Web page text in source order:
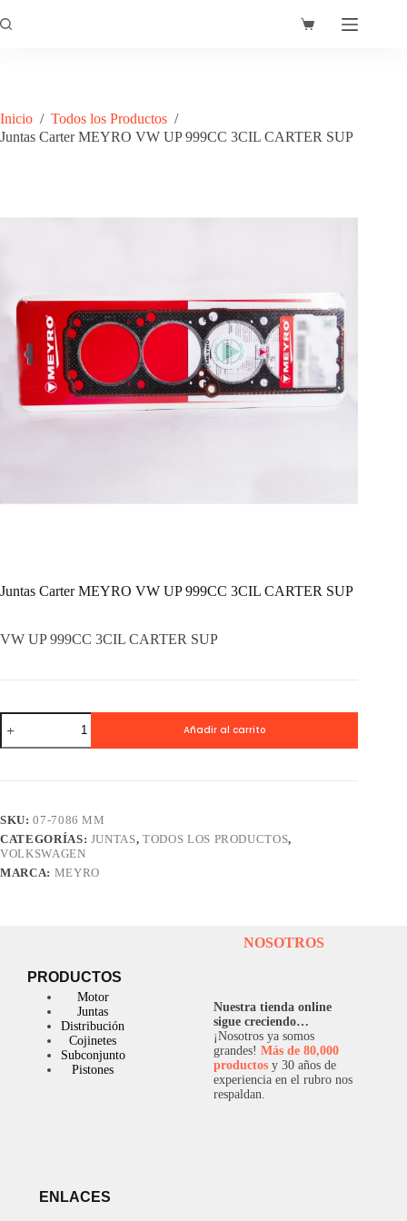
al
Carro
Inicio / Todos los Productos /
Juntas Carter MEYRO VW UP 999CC 3CIL CARTER SUP
Juntas Carter MEYRO VW UP 999CC 3CIL CARTER SUP
VW UP 999CC 3CIL CARTER SUP
Juntas
Carter
MEYRO
CARTER
SUP
cantidad
Añadir al carrito
SKU:07-7086 MM
CATEGORÍAS: JUNTAS,TODOS LOS PRODUCTOS,
VOLKSWAGEN
MARCA: MEYRO
PRODUCTOS
Motor
Juntas
Distribución
Cojinetes
Subconjunto
Pistones
NOSOTROS
Nuestra tienda online
sigue creciendo…
¡Nosotros ya somos
grandes!Más de 80,000
productos y 30 años de
experiencia en el rubro nos
respaldan.
ENLACES